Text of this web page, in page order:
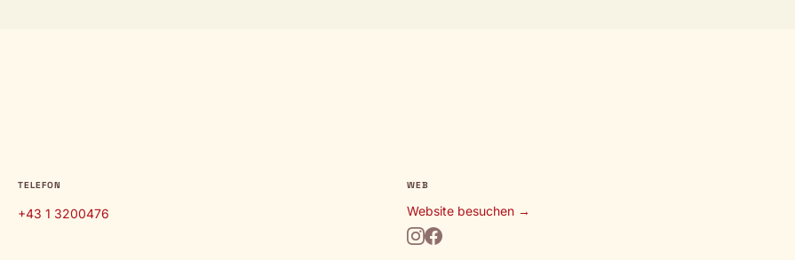
TELEFON
+43 1 3200476
WEB
Website besuchen →